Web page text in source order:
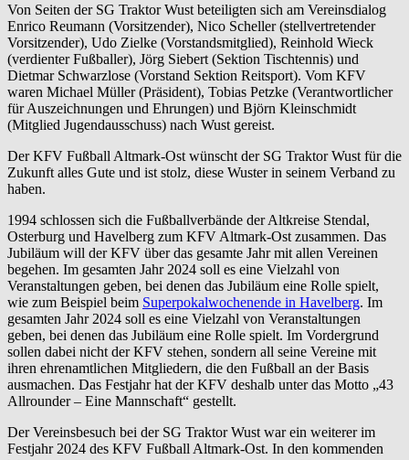
Von Seiten der SG Traktor Wust beteiligten sich am Vereinsdialog
Enrico Reumann (Vorsitzender), Nico Scheller (stellvertretender
Vorsitzender), Udo Zielke (Vorstandsmitglied), Reinhold Wieck
(verdienter Fußballer), Jörg Siebert (Sektion Tischtennis) und
Dietmar Schwarzlose (Vorstand Sektion Reitsport). Vom KFV
waren Michael Müller (Präsident), Tobias Petzke (Verantwortlicher
für Auszeichnungen und Ehrungen) und Björn Kleinschmidt
(Mitglied Jugendausschuss) nach Wust gereist.
Der KFV Fußball Altmark-Ost wünscht der SG Traktor Wust für die
Zukunft alles Gute und ist stolz, diese Wuster in seinem Verband zu
haben.
1994 schlossen sich die Fußballverbände der Altkreise Stendal,
Osterburg und Havelberg zum KFV Altmark-Ost zusammen. Das
Jubiläum will der KFV über das gesamte Jahr mit allen Vereinen
begehen. Im gesamten Jahr 2024 soll es eine Vielzahl von
Veranstaltungen geben, bei denen das Jubiläum eine Rolle spielt,
wie zum Beispiel beim Superpokalwochenende in Havelberg. Im
gesamten Jahr 2024 soll es eine Vielzahl von Veranstaltungen
geben, bei denen das Jubiläum eine Rolle spielt. Im Vordergrund
sollen dabei nicht der KFV stehen, sondern all seine Vereine mit
ihren ehrenamtlichen Mitgliedern, die den Fußball an der Basis
ausmachen. Das Festjahr hat der KFV deshalb unter das Motto „43
Allrounder – Eine Mannschaft“ gestellt.
Der Vereinsbesuch bei der SG Traktor Wust war ein weiterer im
Festjahr 2024 des KFV Fußball Altmark-Ost. In den kommenden